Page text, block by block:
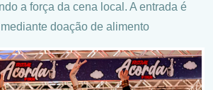
a força da cena local. A entrada é
doação de alimento